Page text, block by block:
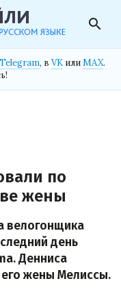
search
Telegram, в VK илиMAX.
по
жены
велогонщика
день
Денниса
жены Мелиссы.